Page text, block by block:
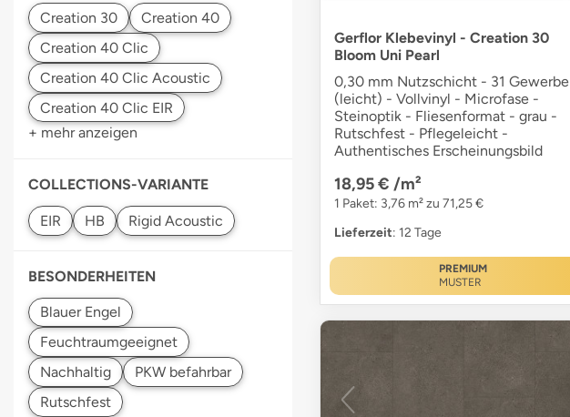
+ mehr anzeigen
COLLECTIONS-VARIANTE
BESONDERHEITEN
Gerflor Klebevinyl - Creation 30
Bloom Uni Pearl
0,30 mm Nutzschicht - 31 Gewerbe
(leicht) - Vollvinyl - Microfase -
Steinoptik - Fliesenformat - grau -
Rutschfest - Pflegeleicht -
Authentisches Erscheinungsbild
18,95 € /m²
1 Paket: 3,76 m² zu 71,25 €
Lieferzeit: 12 Tage
PREMIUM
MUSTER